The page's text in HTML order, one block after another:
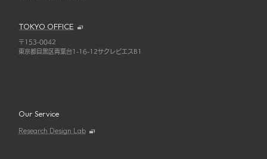
TOKYO OFFICE
〒153-0042
東京都目黒区青葉台1-16-12サクレピエスB1
Our Service
Research Design Lab